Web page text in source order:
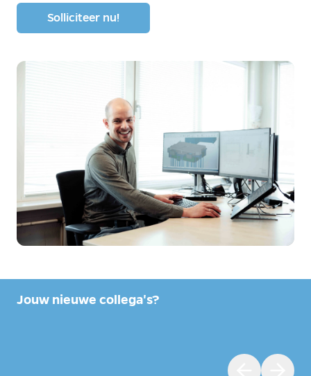
Solliciteer nu!
Jouw nieuwe collega's?